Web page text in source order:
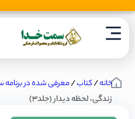
خانه/کتاب/معرفی شده در
زندگی، لحظه دیدار (جلد3)